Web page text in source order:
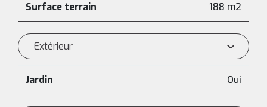
Surface terrain 188 m2
Extérieur
Jardin Oui